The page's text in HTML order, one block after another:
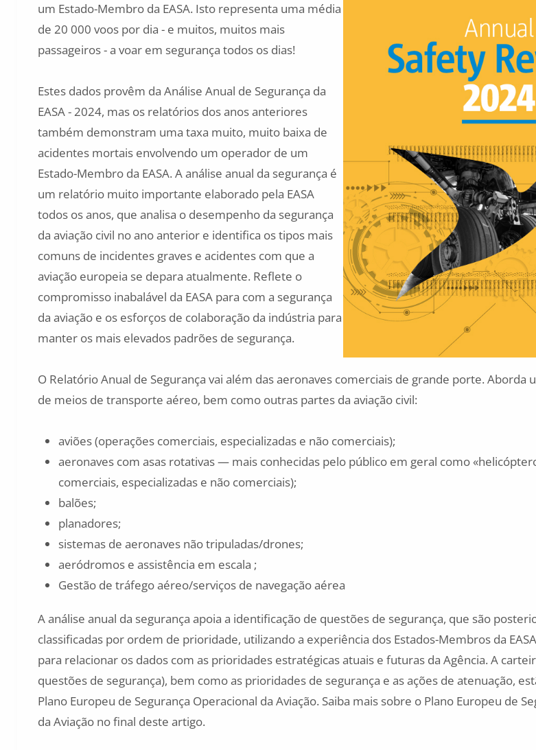
um Estado-Membro da EASA. Isto representa uma média
de 20 000 voos por dia - e muitos, muitos mais
passageiros - a voar em segurança todos os dias!
Estes dados provêm da Análise Anual de Segurança da
EASA - 2024, mas os relatórios dos anos anteriores
também demonstram uma taxa muito, muito baixa de
acidentes mortais envolvendo um operador de um
Estado-Membro da EASA. A análise anual da segurança é
um relatório muito importante elaborado pela EASA
todos os anos, que analisa o desempenho da segurança
da aviação civil no ano anterior e identifica os tipos mais
comuns de incidentes graves e acidentes com que a
aviação europeia se depara atualmente. Reflete o
compromisso inabalável da EASA para com a segurança
da aviação e os esforços de colaboração da indústria para
manter os mais elevados padrões de segurança.
O Relatório Anual de Segurança vai além das aeronaves comerciais de grande porte. Aborda
de meios de transporte aéreo, bem como outras partes da aviação civil:
aviões (operações comerciais, especializadas e não comerciais);
aeronaves com asas rotativas — mais conhecidas pelo público em geral como
comerciais, especializadas e não comerciais);
balões;
planadores;
sistemas de aeronaves não tripuladas/drones;
aeródromos e assistência em escala ;
Gestão de tráfego aéreo/serviços de navegação aérea
A análise anual da segurança apoia a identificação de questões de segurança, que são
classificadas por ordem de prioridade, utilizando a experiência dos Estados-Membros da
para relacionar os dados com as prioridades estratégicas atuais e futuras da Agência. A
questões de segurança), bem como as prioridades de segurança e as ações de atenuação,
Plano Europeu de Segurança Operacional da Aviação. Saiba mais sobre o Plano Europeu de
da Aviação no final deste artigo.